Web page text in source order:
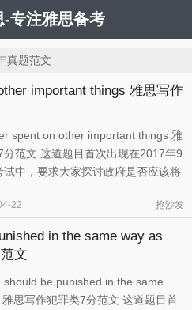
-专注雅思备考
真题范文
important things 雅思写作
spent on other important things 雅
分范文 这道题目首次出现在2017年9
试中，要求大家探讨政府是否应该将
术能够推动社会的经济发展，并丰
大作文题 ...
22 抢沙发
in the same way as
文
should be punished in the same
思写作犯罪类7分范文 这道题目首